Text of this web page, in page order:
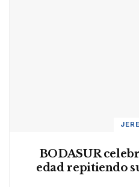
BODASUR
edad repitiendo